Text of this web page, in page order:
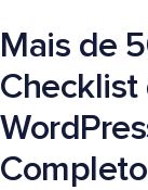
Mais de
Checklist